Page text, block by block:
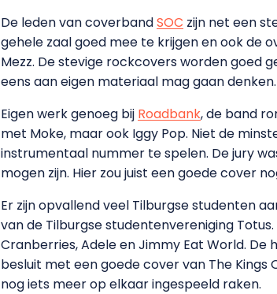
De leden van coverbandSOC zijn net een
gehele zaal goed mee te krijgen en ook de
Mezz. De stevige rockcovers worden goed
eens aan eigen materiaal mag gaan denken.
Eigen werk genoeg bij Roadbank, de band
met Moke, maar ook Iggy Pop. Niet de
instrumentaal nummer te spelen. De jury
mogen zijn. Hier zou juist een goede cover
Er zijn opvallend veel Tilburgse studenten
van de Tilburgse studentenvereniging
Cranberries, Adele en Jimmy Eat World.
besluit met een goede cover van The Kings
nog iets meer op elkaar ingespeeld raken.